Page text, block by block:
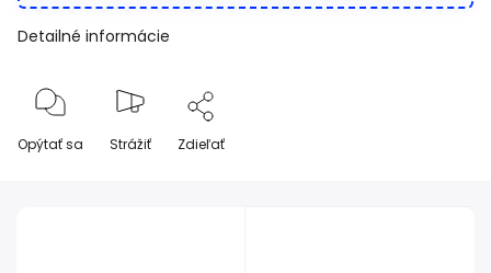
Detailné informácie
Opýtať sa Strážiť Zdieľať